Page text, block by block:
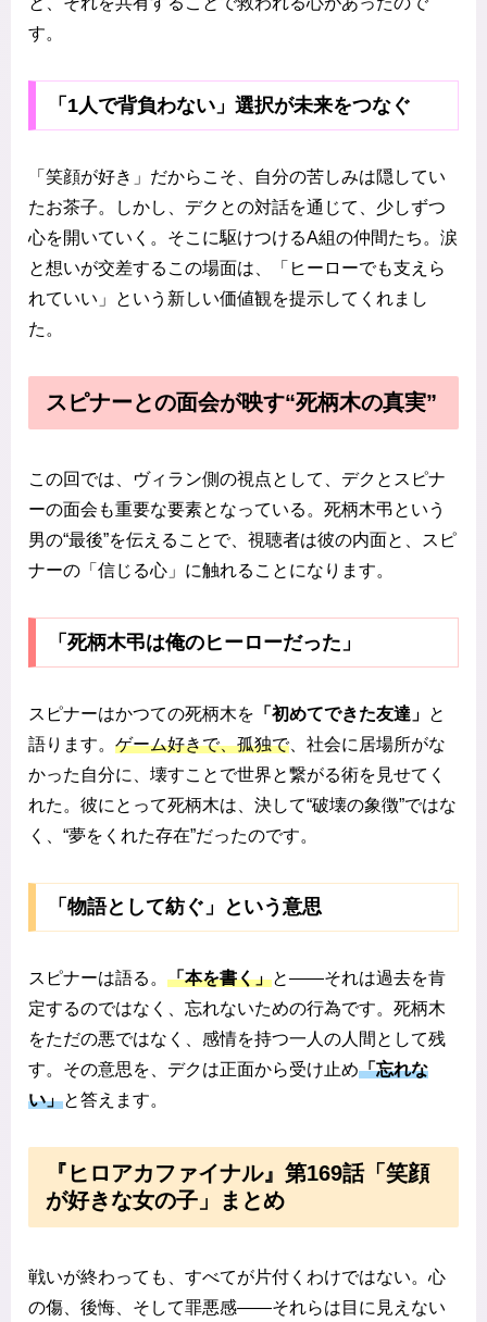
す。
「1人で背負わない」選択が未来をつなぐ
「笑顔が好き」だからこそ、自分の苦しみは隠してい
たお茶子。しかし、デクとの対話を通じて、少しずつ
心を開いていく。そこに駆けつけるA組の仲間たち。涙
と想いが交差するこの場面は、「ヒーローでも支えら
れていい」という新しい価値観を提示してくれまし
た。
スピナーとの面会が映す“死柄木の真実”
この回では、ヴィラン側の視点として、デクとスピナ
ーの面会も重要な要素となっている。死柄木弔という
男の“最後”を伝えることで、視聴者は彼の内面と、スピ
ナーの「信じる心」に触れることになります。
「死柄木弔は俺のヒーローだった」
スピナーはかつての死柄木を 「初めてできた友達」 と
語ります。 ゲーム好きで、孤独で、社会に居場所がな
かった自分に、壊すことで世界と繋がる術を見せてく
れた。彼にとって死柄木は、決して“破壊の象徴”ではな
く、“夢をくれた存在”だったのです。
「物語として紡ぐ」という意思
スピナーは語る。 「本を書く」と――それは過去を肯
定するのではなく、忘れないための行為です。死柄木
をただの悪ではなく、感情を持つ一人の人間として残
す。その意思を、デクは正面から受け止め「忘れな
い」と答えます。
『ヒロアカファイナル』第169話「笑顔
が好きな女の子」まとめ
戦いが終わっても、すべてが片付くわけではない。心
の傷、後悔、そして罪悪感――それらは目に見えない